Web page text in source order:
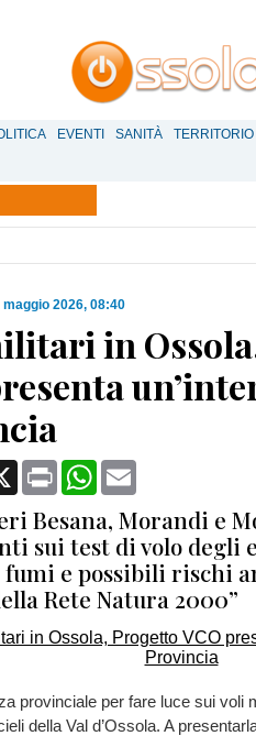
EVENTI SANITÀ TERRITORIO
maggio 2026, 08:40
in
X Print WhatsApp
Besana, Morandi e
sui test di volo degli
fumi e possibili rischi
Rete Natura 2000”
provinciale per fare luce sui voli
della Val d’Ossola. A